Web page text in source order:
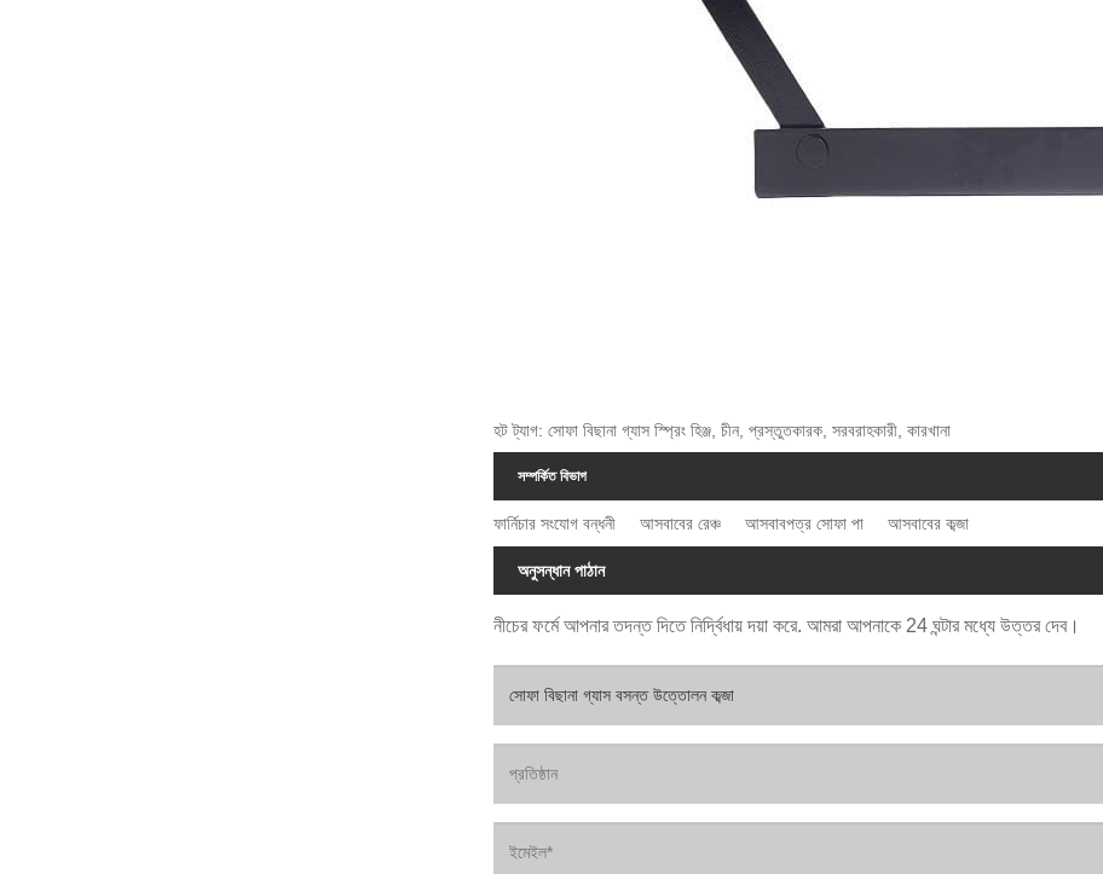
হট ট্যাগ: সোফা বিছানা গ্যাস স্প্রিং হিঞ্জ, চীন, প্রস্তুতকারক, সরবরাহকারী, কারখানা
সম্পর্কিত বিভাগ
ফার্নিচার সংযোগ বন্ধনী আসবাবের রেঞ্চ আসবাবপত্র সোফা পা আসবাবের কব্জা
অনুসন্ধান পাঠান
নীচের ফর্মে আপনার তদন্ত দিতে নির্দ্বিধায় দয়া করে. আমরা আপনাকে 24 ঘন্টার মধ্যে উত্তর দেব।